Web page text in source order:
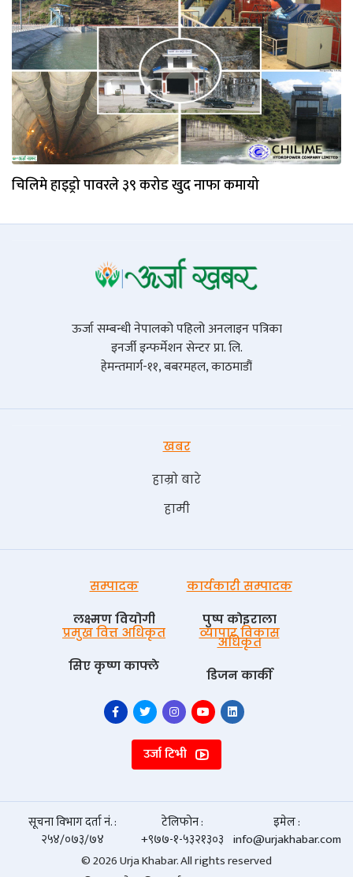
चिलिमे हाइड्रो पावरले ३९ करोड खुद नाफा कमायो
ऊर्जा सम्बन्धी नेपालको पहिलो अनलाइन पत्रिका
इनर्जी इन्फर्मेशन सेन्टर प्रा. लि.
हेमन्तमार्ग-११, बबरमहल, काठमाडौं
खबर
हाम्रो बारे
हामी
सम्पादक
लक्ष्मण वियोगी
कार्यकारी सम्पादक
पुष्प काेइराला
प्रमुख वित्त अधिकृत
सिए कृष्ण काफ्ले
व्यापार विकास
अधिकृत
डिजन कार्की
उर्जा टिभी
सूचना विभाग दर्ता नं. :
२५४/०७३/७४
टेलिफोन :
+९७७-१-५३२१३०३
इमेल :
info@urjakhabar.com
© 2026 Urja Khabar. All rights reserved